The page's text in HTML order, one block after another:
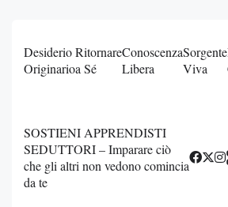
Desiderio
Originario
Ritornare
a Sé
Conoscenza
Libera
Sorgente
Viva
SOSTIENI APPRENDISTI
SEDUTTORI – Imparare ciò
che gli altri non vedono comincia
da te